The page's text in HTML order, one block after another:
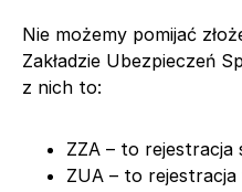
Nie możemy pomijać
Zakładzie Ubezpieczeń
z nich to:
ZZA – to rejestracja
ZUA – to rejestracja